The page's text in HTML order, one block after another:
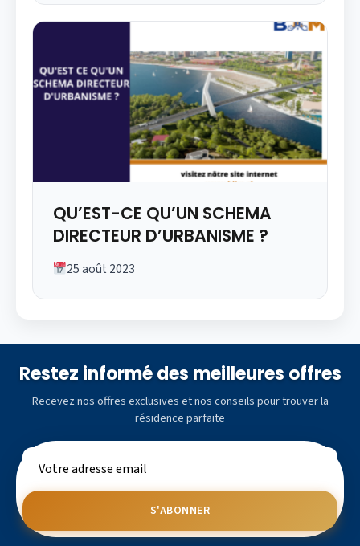
QU’EST-CE QU’UN SCHEMA
DIRECTEUR D’URBANISME ?
25 août 2023
Restez informé des meilleures offres
Recevez nos offres exclusives et nos conseils pour trouver la
résidence parfaite
S'ABONNER